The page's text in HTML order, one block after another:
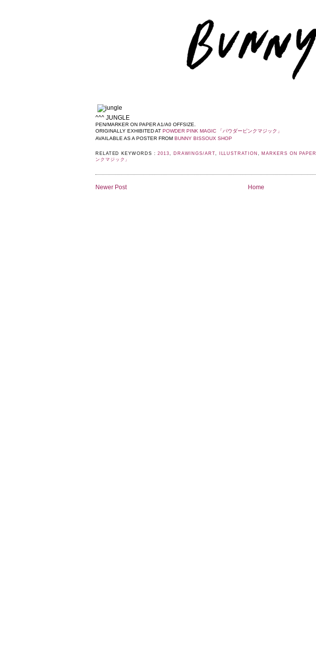
^^^ JUNGLE
PEN/MARKER ON PAPER A1/A0 OFFSIZE.
ORIGINALLY EXHIBITED AT POWDER PINK MAGIC 「パウダーピンクマジック」
AVAILABLE AS A POSTER FROM BUNNY BISSOUX SHOP
RELATED KEYWORDS :2013 DRAWINGS/ART, ILLUSTRATION MARKERS ON PAPER
ンクマジック」
Newer Post Home